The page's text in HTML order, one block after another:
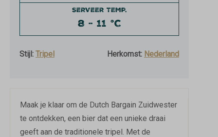
SERVEER TEMP.
8 - 11 °C
Stijl: Tripel Herkomst: Nederland
Maak je klaar om de Dutch Bargain Zuidwester
te ontdekken, een bier dat een unieke draai
geeft aan de traditionele tripel. Met de